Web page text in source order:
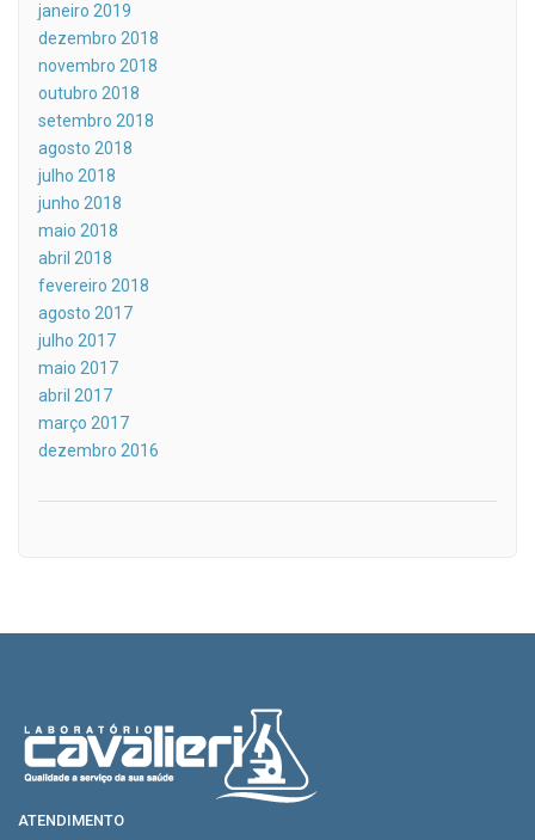
janeiro 2019
dezembro 2018
novembro 2018
outubro 2018
setembro 2018
agosto 2018
julho 2018
junho 2018
maio 2018
abril 2018
fevereiro 2018
agosto 2017
julho 2017
maio 2017
abril 2017
março 2017
dezembro 2016
ATENDIMENTO